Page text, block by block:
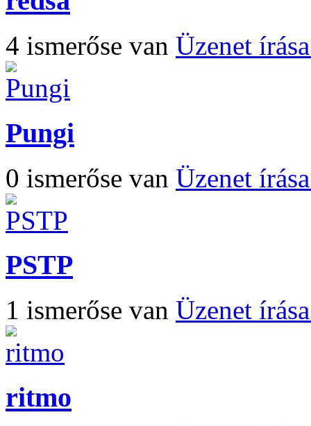
4 ismerőse van Üzenet
Pungi
0 ismerőse van Üzenet
PSTP
1 ismerőse van Üzenet
ritmo